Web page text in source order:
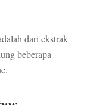
dari ekstrak
beberapa